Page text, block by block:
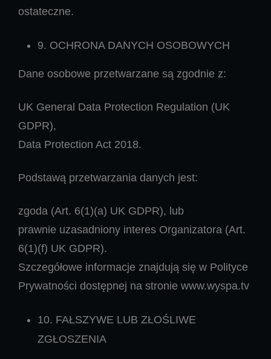
ostateczne.
9. OCHRONA DANYCH OSOBOWYCH
Dane osobowe przetwarzane są zgodnie z:
UK General Data Protection Regulation (UK
GDPR),
Data Protection Act 2018.
Podstawą przetwarzania danych jest:
zgoda (Art. 6(1)(a) UK GDPR), lub
prawnie uzasadniony interes Organizatora (Art.
6(1)(f) UK GDPR).
Szczegółowe informacje znajdują się w Polityce
Prywatności dostępnej na stronie www.wyspa.tv
10. FAŁSZYWE LUB ZŁOŚLIWE
ZGŁOSZENIA